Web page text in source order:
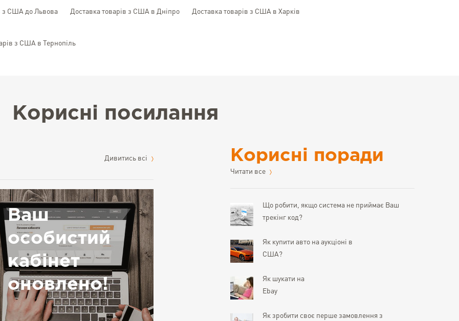
з США до Львова Доставка товарів з США в Дніпро Доставка товарів з США в Харків
з США в Тернопіль
Корисні посилання
Дивитись всі
Ваш
особистий
кабінет
оновлено!
Корисні поради
Читати все
Що робити, якщо система не приймає Ваш
трекінг код?
Як купити авто на аукціоні в
США?
Як шукати на
Ebay
Як зробити своє перше замовлення з